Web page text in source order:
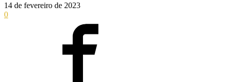
14 de fevereiro de 2023
0